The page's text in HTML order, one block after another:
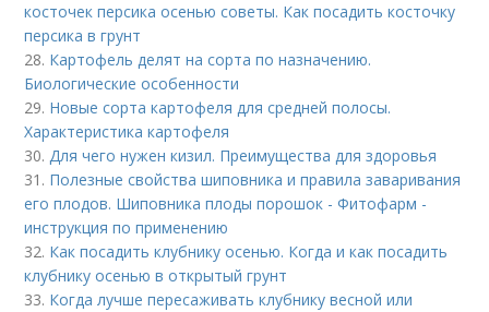
косточек персика осенью советы. Как посадить косточку
персика в грунт
28. Картофель делят на сорта по назначению.
Биологические особенности
29. Новые сорта картофеля для средней полосы.
Характеристика картофеля
30.Для чего нужен кизил. Преимущества для здоровья
31. Полезные свойства шиповника и правила заваривания
его плодов. Шиповника плоды порошок - Фитофарм -
инструкция по применению
32. Как посадить клубнику осенью. Когда и как посадить
клубнику осенью в открытый грунт
33. Когда лучше пересаживать клубнику весной или